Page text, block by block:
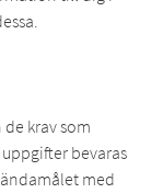
krav som
bevaras
med